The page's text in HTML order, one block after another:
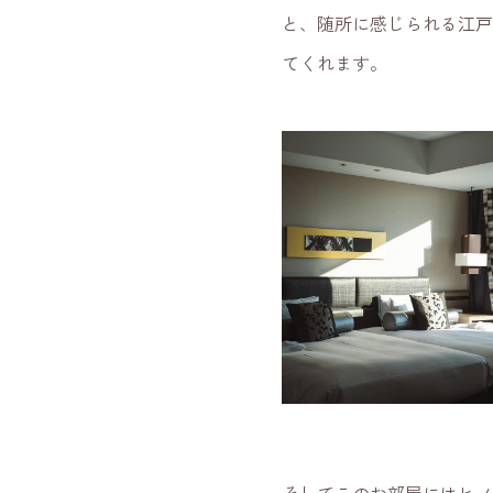
と、随所に感じられる江
てくれます。